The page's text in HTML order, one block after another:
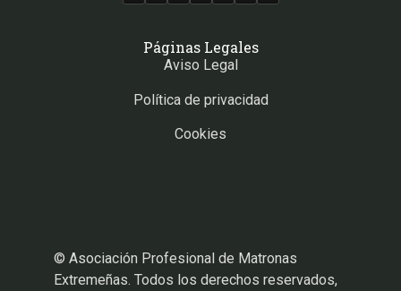
Páginas Legales
Aviso Legal
Política de privacidad
Cookies
© Asociación Profesional de Matronas
Extremeñas. Todos los derechos reservados,